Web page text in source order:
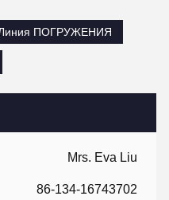
Mrs. Eva Liu
86-134-16743702
ПОГРУЖЕНИЯ